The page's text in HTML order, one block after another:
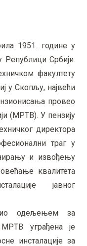
1951. године у
Републици Србији.
факултету
у Скопљу, највећи
провео
(МРТВ). У пензију
директора
траг у
и извођењу
квалитета
јавног
одељењем за
уграђена је
инсталације за